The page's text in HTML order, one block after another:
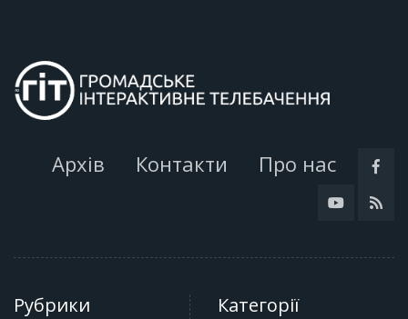
Архів Контакти Про нас
Рубрики Категорії